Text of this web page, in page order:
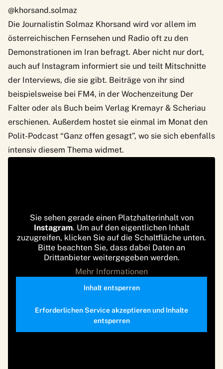
@khorsand.solmaz
Die Journalistin Solmaz Khorsand wird vor allem im
österreichischen Fernsehen und Radio oft zu den
Demonstrationen im Iran befragt. Aber nicht nur dort,
auch auf Instagram informiert sie und teilt Mitschnitte
der Interviews, die sie gibt. Beiträge von ihr sind
beispielsweise bei FM4, in der Wochenzeitung Der
Falter oder als Buch beim Verlag Kremayr & Scheriau
erschienen. Außerdem hostet sie einmal im Monat den
Polit-Podcast “Ganz offen gesagt”, wo sie sich ebenfalls
intensiv diesem Thema widmet.
Sie sehen gerade einen Platzhalterinhalt von
Instagram. Um auf den eigentlichen Inhalt
zuzugreifen, klicken Sie auf die Schaltfläche unten.
Bitte beachten Sie, dass dabei Daten an
Drittanbieter weitergegeben werden.
Mehr Informationen
Inhalt entsperren
Erforderlichen Service akzeptieren und Inhalte
entsperren